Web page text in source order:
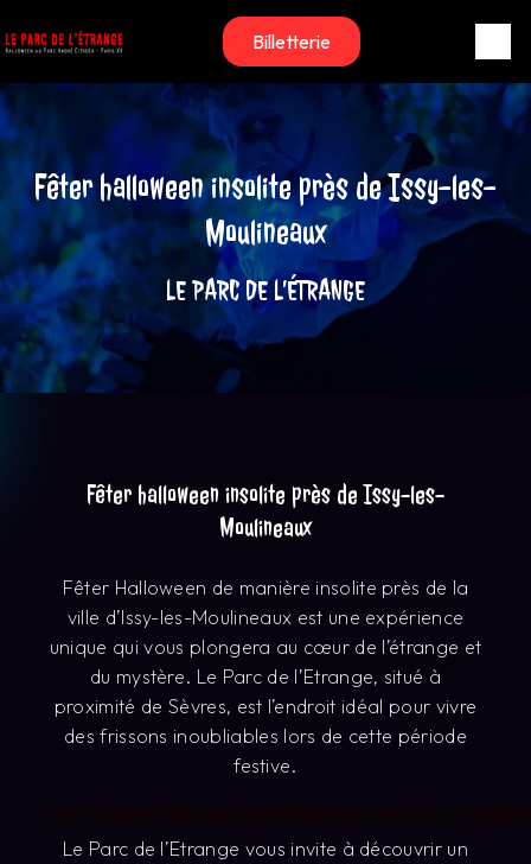
Billetterie
Fêter halloween insolite près de Issy-les-
Moulineaux
LE PARC DE L’ÉTRANGE
Fêter halloween insolite près de Issy-les-
Moulineaux
Fêter Halloween de manière insolite près de la
ville d’Issy-les-Moulineaux est une expérience
unique qui vous plongera au cœur de l’étrange et
du mystère. Le Parc de l’Etrange, situé à
proximité de Sèvres, est l’endroit idéal pour vivre
des frissons inoubliables lors de cette période
festive.
Le Parc de l’Etrange vous invite à découvrir un
Panneau de gestion des cookies